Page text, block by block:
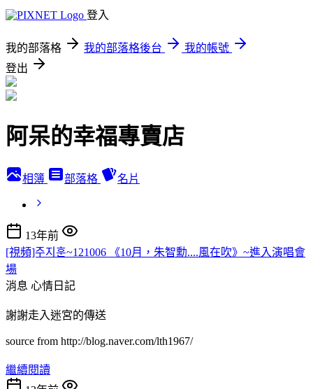
登入
我的部落格 我的部落格後台
我的帳號
登出
阿呆的幸福專賣店
相簿 部落格 名片
13年前
[視頻]주지훈~121006 《10月，朱智勳....風在吹》~進入演唱會
場
消息 心情日記
謝謝走入迷宮的傳送
source from http://blog.naver.com/lth1967/
繼續閱讀